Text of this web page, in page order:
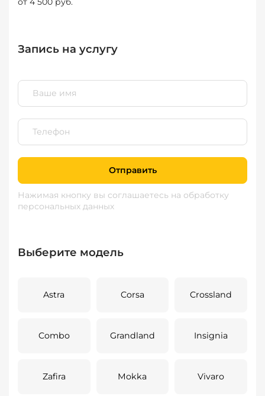
Запись на услугу
Отправить
Нажимая кнопку вы соглашаетесь на обработку
персональных данных
Выберите модель
Astra Corsa Crossland
Combo Grandland Insignia
Zafira Mokka Vivaro